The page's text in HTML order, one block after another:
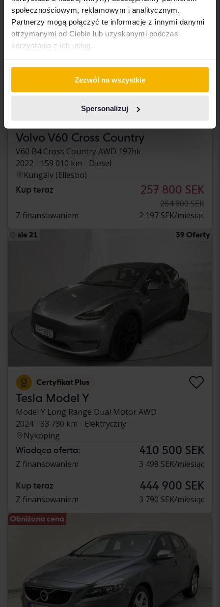
społecznościowym, reklamowym i analitycznym.
Partnerzy mogą połączyć te informacje z innymi danymi
otrzymanymi od Ciebie lub uzyskanymi podczas
korzystania z ich usług.
Zezwól na wszystkie
Spersonalizuj
Volvo V60 Cross Country
V60 B4 Cross Country AWD 197hk
2022
159 010 km
Diesel
Kungälv (Ellesbo)
Kup teraz 257 800 SEK
264 800 SEK
Z finansowaniem
2 197 SEK/miesiąc
sie 21 39 Oferty
Certyfikat Plus
Tesla Model Y
Model Y Long Range Dual Motor AWD
2024
33 730 km
Elektryczny
Nyköping
Wiodąca oferta: 410 500 SEK
Z finansowaniem 3 498 SEK/miesiąc
Kup teraz 444 900 SEK
Z finansowaniem 3 790 SEK/miesiąc
Obniżona cena